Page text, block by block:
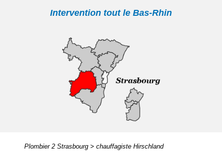
Intervention tout le Bas-Rhin
Plombier 2 Strasbourg> chauffagiste Hirschland